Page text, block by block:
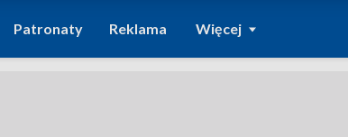
Patronaty Reklama Więcej